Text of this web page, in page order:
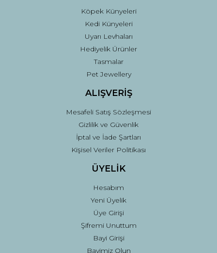
Köpek Künyeleri
Kedi Künyeleri
Uyarı Levhaları
Hediyelik Ürünler
Tasmalar
Pet Jewellery
ALIŞVERİŞ
Mesafeli Satış Sözleşmesi
Gizlilik ve Güvenlik
İptal ve İade Şartları
Kişisel Veriler Politikası
ÜYELİK
Hesabım
Yeni Üyelik
Üye Girişi
Şifremi Unuttum
Bayi Girişi
Bayimiz Olun